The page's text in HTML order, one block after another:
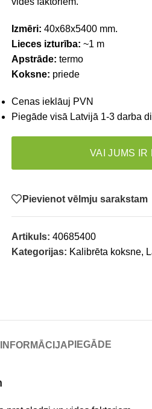
Izmēri: 40x68x5400 mm.
Lieces izturība: ~1 m
Apstrāde: termo
Koksne: priede
Cenas ieklāuj PVN
Piegāde visā Latvijā 1-3 darba
VAI JUMS IR
Pievienot vēlmju sarakstam
Artikuls: 40685400
Kategorijas: Kalibrēta koksne,
PIEGĀDE